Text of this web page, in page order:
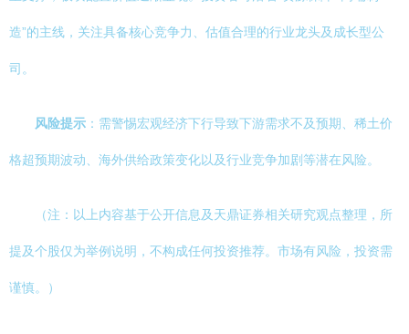
造”的主线，关注具备核心竞争力、估值合理的行业龙头及成长型公
司。
风险提示 ：需警惕宏观经济下行导致下游需求不及预期、稀土价
格超预期波动、海外供给政策变化以及行业竞争加剧等潜在风险。
（注：以上内容基于公开信息及天鼎证券相关研究观点整理，所
提及个股仅为举例说明，不构成任何投资推荐。市场有风险，投资需
谨慎。）